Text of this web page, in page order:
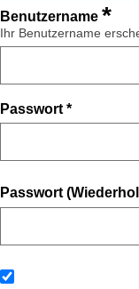
Benutzername *
Ihr Benutzername
Passwort *
Passwort